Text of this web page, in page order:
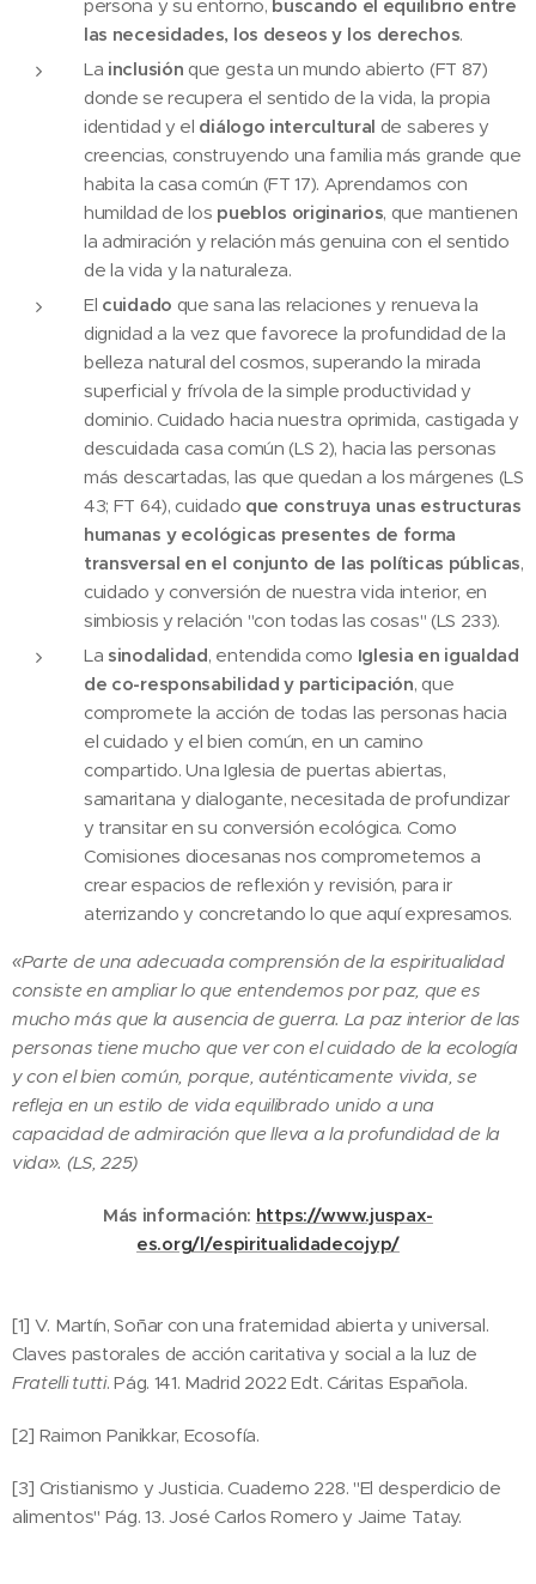
persona y su entorno, buscando el equilibrio entre
las necesidades, los deseos y los derechos.
La inclusión que gesta un mundo abierto (FT 87)
donde se recupera el sentido de la vida, la propia
identidad y el diálogo intercultural de saberes y
creencias, construyendo una familia más grande que
habita la casa común (FT 17). Aprendamos con
humildad de los pueblos originarios, que mantienen
la admiración y relación más genuina con el sentido
de la vida y la naturaleza.
El cuidado que sana las relaciones y renueva la
dignidad a la vez que favorece la profundidad de la
belleza natural del cosmos, superando la mirada
superficial y frívola de la simple productividad y
dominio. Cuidado hacia nuestra oprimida, castigada y
descuidada casa común (LS 2), hacia las personas
más descartadas, las que quedan a los márgenes (LS
43; FT 64), cuidado que construya unas estructuras
humanas y ecológicas presentes de forma
transversal en el conjunto de las políticas públicas,
cuidado y conversión de nuestra vida interior, en
simbiosis y relación "con todas las cosas" (LS 233).
La sinodalidad, entendida como Iglesia en igualdad
de co-responsabilidad y participación, que
compromete la acción de todas las personas hacia
el cuidado y el bien común, en un camino
compartido. Una Iglesia de puertas abiertas,
samaritana y dialogante, necesitada de profundizar
y transitar en su conversión ecológica. Como
Comisiones diocesanas nos comprometemos a
crear espacios de reflexión y revisión, para ir
aterrizando y concretando lo que aquí expresamos.
«Parte de una adecuada comprensión de la espiritualidad
consiste en ampliar lo que entendemos por paz, que es
mucho más que la ausencia de guerra. La paz interior de las
personas tiene mucho que ver con el cuidado de la ecología
y con el bien común, porque, auténticamente vivida, se
refleja en un estilo de vida equilibrado unido a una
capacidad de admiración que lleva a la profundidad de la
vida». (LS, 225)
Más información: https://www.juspax-
es.org/l/espiritualidadecojyp/
[1] V. Martín, Soñar con una fraternidad abierta y universal.
Claves pastorales de acción caritativa y social a la luz de
Fratelli tutti. Pág. 141. Madrid 2022 Edt. Cáritas Española.
[2] Raimon Panikkar, Ecosofía.
[3] Cristianismo y Justicia. Cuaderno 228. "El desperdicio de
alimentos" Pág. 13. José Carlos Romero y Jaime Tatay.